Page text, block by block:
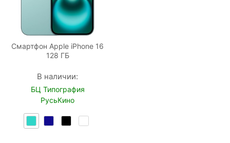
Смартфон Apple iPhone 16
128 ГБ
В наличии:
БЦ Типография
РусьКино